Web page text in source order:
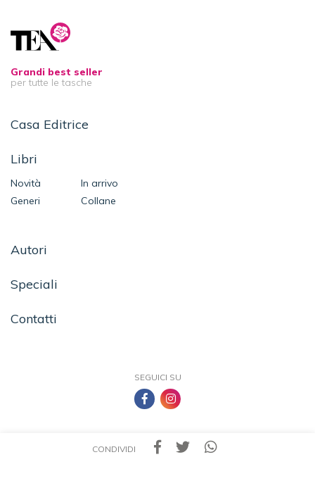
CONDIVIDI
Grandi best seller
per tutte le tasche
Casa Editrice
Libri
Novità
In arrivo
Generi
Collane
Autori
Speciali
Contatti
SEGUICI SU